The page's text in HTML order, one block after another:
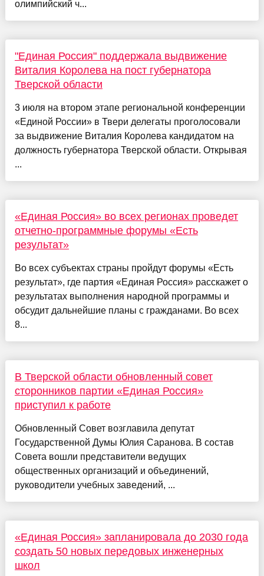
олимпийский ч...
"Единая Россия" поддержала выдвижение
Виталия Королева на пост губернатора
Тверской области
3 июля на втором этапе региональной конференции
«Единой России» в Твери делегаты проголосовали
за выдвижение Виталия Королева кандидатом на
должность губернатора Тверской области. Открывая
...
«Единая Россия» во всех регионах проведет
отчетно-программные форумы «Есть
результат»
Во всех субъектах страны пройдут форумы «Есть
результат», где партия «Единая Россия» расскажет о
результатах выполнения народной программы и
обсудит дальнейшие планы с гражданами. Во всех
8...
В Тверской области обновленный совет
сторонников партии «Единая Россия»
приступил к работе
Обновленный Совет возглавила депутат
Государственной Думы Юлия Саранова. В состав
Совета вошли представители ведущих
общественных организаций и объединений,
руководители учебных заведений, ...
«Единая Россия» запланировала до 2030 года
создать 50 новых передовых инженерных
школ